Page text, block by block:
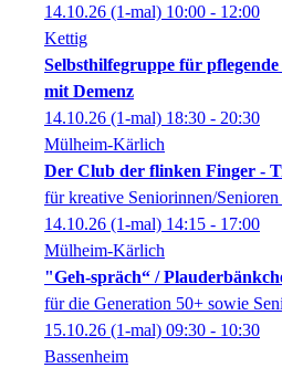
14.10.26 (1-mal) 10:00 - 12:00
Kettig
Selbsthilfegruppe für
mit Demenz
14.10.26 (1-mal) 18:30 - 20:30
Mülheim-Kärlich
Der Club der flinken Finger -
für kreative Seniorinnen/
14.10.26 (1-mal) 14:15 - 17:00
Mülheim-Kärlich
"Geh-spräch“ /
für die Generation 50+ sowie
15.10.26 (1-mal) 09:30 - 10:30
Bassenheim